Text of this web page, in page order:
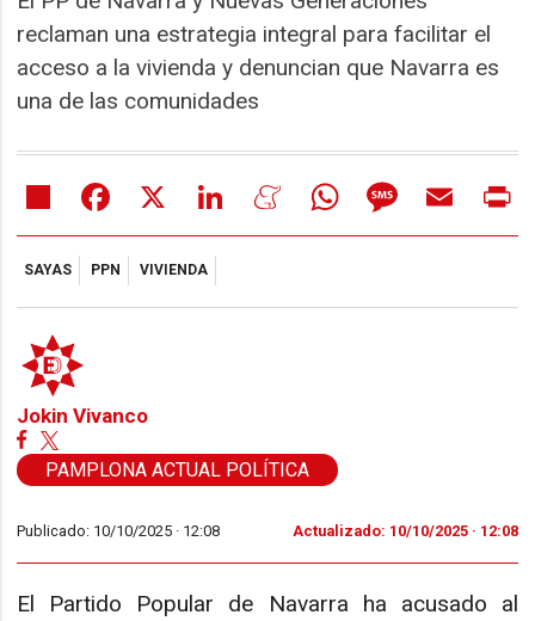
reclaman una estrategia integral para facilitar el
acceso a la vivienda y denuncian que Navarra es
una de las comunidades
Share Facebook LinkedIn MeneameWhatsAppMessageEmail
SAYAS PPN VIVIENDA
Jokin Vivanco
PAMPLONA ACTUAL POLÍTICA
Publicado: 10/10/2025 · 12:08 Actualizado: 10/10/2025 · 12:08
El Partido Popular de Navarra ha acusado al